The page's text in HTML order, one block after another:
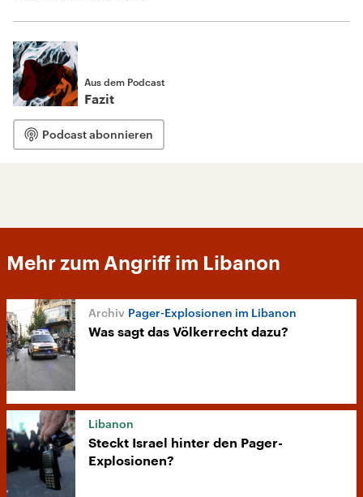
Aus dem Podcast
Fazit
Podcast abonnieren
Mehr zum Angriff im Libanon
Pager-Explosionen im Libanon
Was sagt das Völkerrecht dazu?
Libanon
Steckt Israel hinter den Pager-
Explosionen?